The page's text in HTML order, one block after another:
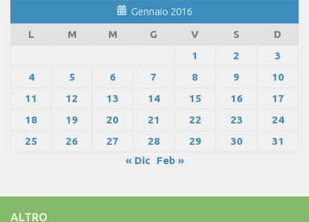
Gennaio 2016
L
M M G V S
D
1
2
3
4
5 6 7 8 9
10
11
12 13 14 15 16
17
18
19 20 21 22 23
24
25
26 27 28 29 30
31
« Dic
Feb »
ALTRO